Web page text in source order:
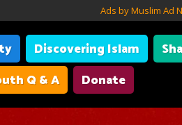
Ads by Muslim Ad
Discovering Islam
Q & A Donate